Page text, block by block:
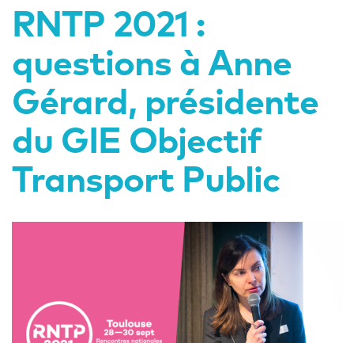
RNTP 2021 :
questions à Anne
Gérard, présidente
du GIE Objectif
Transport Public